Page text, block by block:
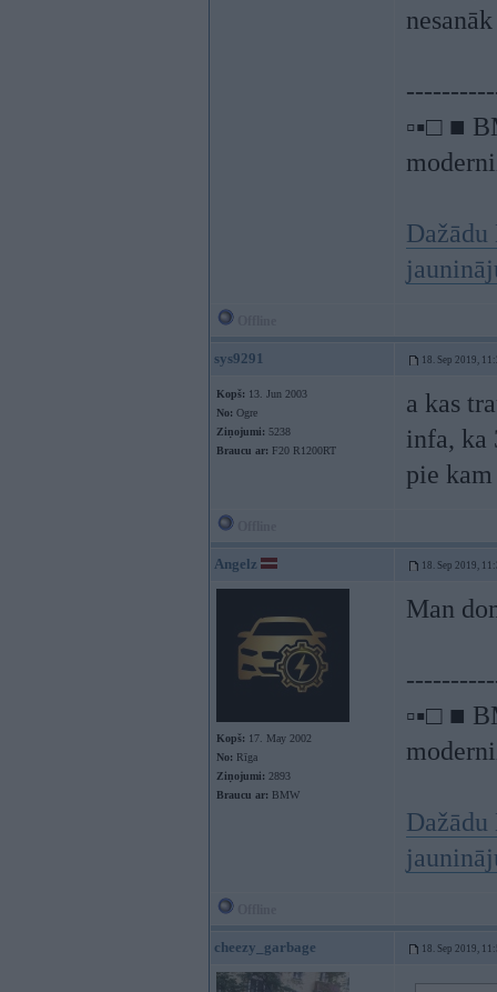
▫▪□ ■
sys9291 18. Sep 2019,
Kopš: 13. Jun 2003
No: Ogre
Ziņojumi: 5238
Braucu ar: F20 R1200RT
a kas
infa, ka
pie
Angelz 18. Sep 2019,
Kopš: 17. May 2002
No: Rīga
Ziņojumi: 2893
Braucu ar: BMW
Man
▫▪□ ■
cheezy_garbage 18. Sep 2019,